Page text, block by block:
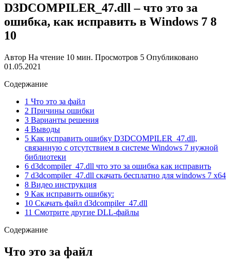
D3DCOMPILER_47.dll – что это за
ошибка, как исправить в Windows 7 8
10
Автор На чтение 10 мин. Просмотров 5 Опубликовано
01.05.2021
Содержание
1 Что это за файл
2 Причины ошибки
3 Варианты решения
4 Выводы
5 Как исправить ошибку D3DCOMPILER_47.dll,
связанную с отсутствием в системе Windows 7 нужной
библиотеки
6 d3dcompiler_47.dll что это за ошибка как исправить
7 d3dcompiler_47.dll скачать бесплатно для windows 7 x64
8 Видео инструкция
9 Как исправить ошибку:
10 Скачать файл d3dcompiler_47.dll
11 Смотрите другие DLL-файлы
Содержание
Что это за файл